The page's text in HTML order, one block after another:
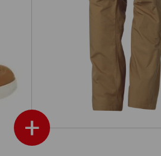
naar collectie
+